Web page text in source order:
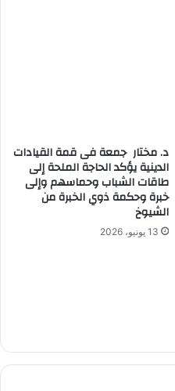
د. مختار جمعة فى قمة القيادات
الدينية يؤكد الحاجة الملحة إلى
طاقات الشباب وحماسهم وإلى
خبرة وحكمة ذوي الخبرة من
الشيوخ
13 يونيو، 2026